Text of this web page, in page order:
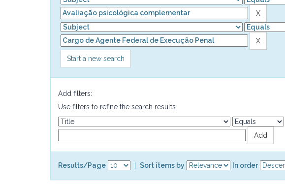
Start a new search
Add filters:
Use filters to refine the search results.
Results/Page Sort items by In order